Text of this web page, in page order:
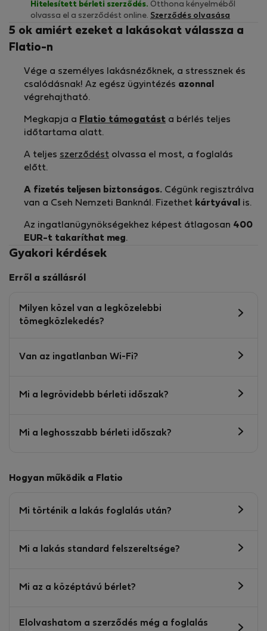
Hitelesített bérleti szerződés. Otthona kényelméből
olvassa el a szerződést online. Szerződés olvasása
5 ok amiért ezeket a lakásokat válassza a
Flatio-n
Vége a személyes lakásnézőknek, a stressznek és
csalódásnak! Az egész ügyintézés azonnal
végrehajtható.
Megkapja a Flatio támogatást a bérlés teljes
időtartama alatt.
A teljes szerződést olvassa el most, a foglalás
előtt.
A fizetés teljesen biztonságos. Cégünk regisztrálva
van a Cseh Nemzeti Banknál. Fizethet kártyával is.
Az ingatlanügynökségekhez képest átlagosan 400
EUR-t takaríthat meg.
Gyakori kérdések
Erről a szállásról
Milyen közel van a legközelebbi
tömegközlekedés?
Van az ingatlanban Wi-Fi?
Mi a legrövidebb bérleti időszak?
Mi a leghosszabb bérleti időszak?
Hogyan működik a Flatio
Mi történik a lakás foglalás után?
Mi a lakás standard felszereltsége?
Mi az a középtávú bérlet?
Elolvashatom a szerződés még a foglalás